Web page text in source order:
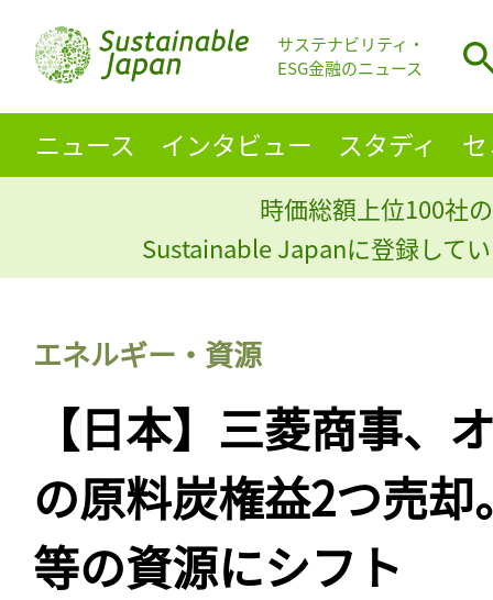
サステナビリティ・
ESG金融のニュース
ニュース インタビュー スタディ
時価総額上位100社
Sustainable Japanに登録して
エネルギー・資源
【日本】三菱商事、
の原料炭権益2つ売
等の資源にシフト